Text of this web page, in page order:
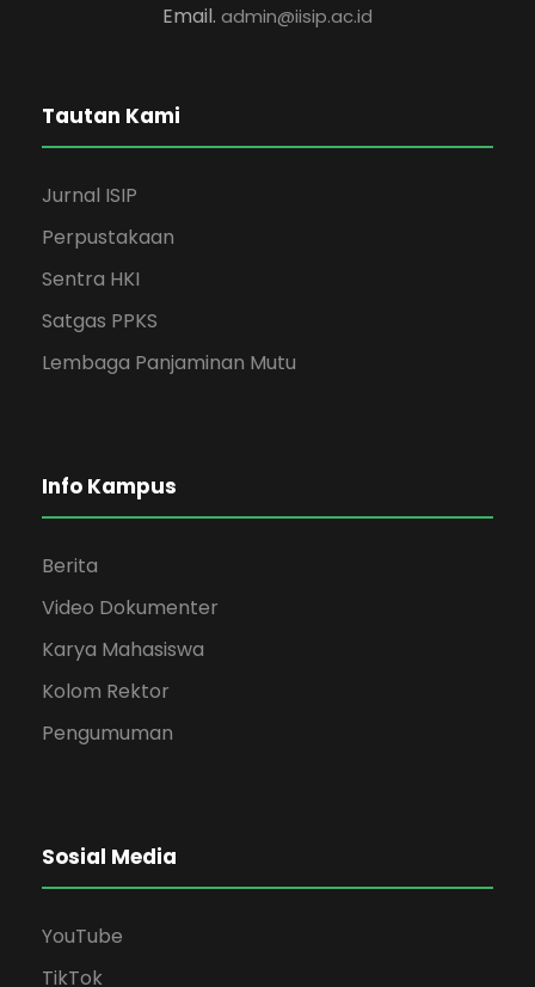
Email. admin@iisip.ac.id
Tautan Kami
Jurnal ISIP
Perpustakaan
Sentra HKI
Satgas PPKS
Lembaga Panjaminan Mutu
Info Kampus
Berita
Video Dokumenter
Karya Mahasiswa
Kolom Rektor
Pengumuman
Sosial Media
YouTube
TikTok